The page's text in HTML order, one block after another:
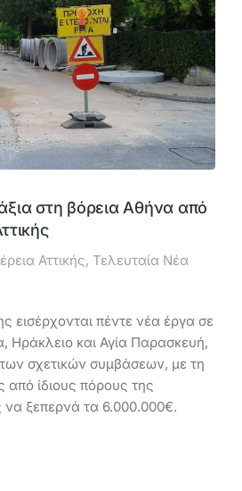
στη βόρεια Αθήνα από
Αττικής, Τελευταία Νέα
εισέρχονται πέντε νέα έργα σε
Ηράκλειο και Αγία Παρασκευή,
σχετικών συμβάσεων, με τη
από ίδιους πόρους της
να ξεπερνά τα 6.000.000€.